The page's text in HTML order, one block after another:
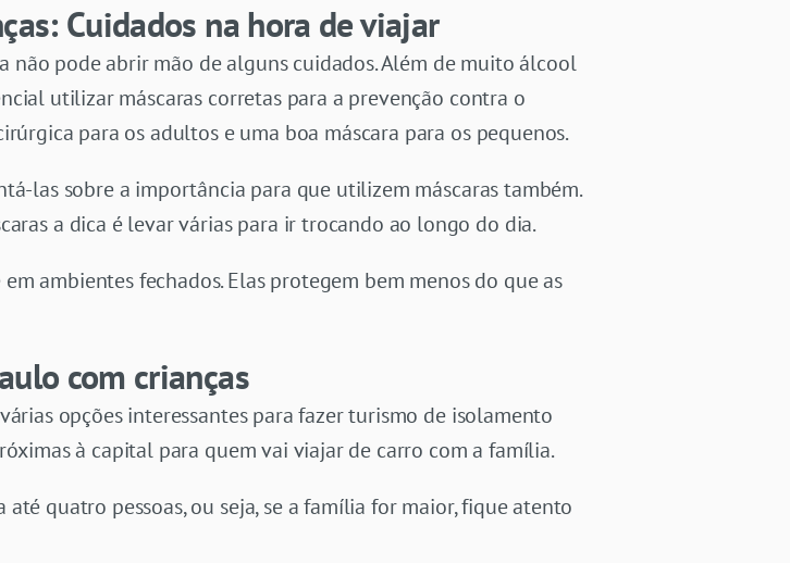
Cuidados na hora de viajar
pode abrir mão de alguns cuidados. Além de muito álcool
utilizar máscaras corretas para a prevenção contra o
para os adultos e uma boa máscara para os pequenos.
las sobre a importância para que utilizem máscaras também.
a dica é levar várias para ir trocando ao longo do dia.
ambientes fechados. Elas protegem bem menos do que as
com crianças
opções interessantes para fazer turismo de isolamento
à capital para quem vai viajar de carro com a família.
quatro pessoas, ou seja, se a família for maior, fique atento